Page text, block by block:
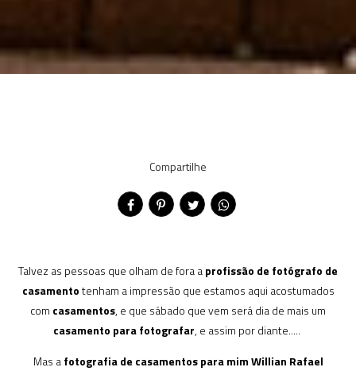
Compartilhe
Talvez as pessoas que olham de fora aprofissão de fotógrafo de
casamentotenham a impressão que estamos aqui acostumados
com casamentos, e que sábado que vem será dia de mais um
casamento para fotografar, e assim por diante.....
Mas afotografia de casamentos para mim Willian Rafael